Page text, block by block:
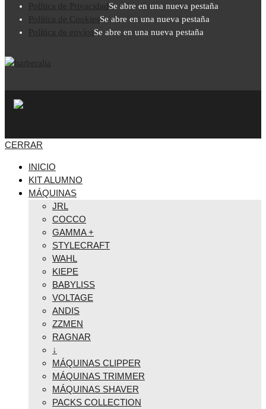
Política de Privacidad Se abre en una nueva pestaña
Política de CookiesSe abre en una nueva pestaña
Política de envíosSe abre en una nueva pestaña
CERRAR
INICIO
KIT ALUMNO
MÁQUINAS
JRL
COCCO
GAMMA +
STYLECRAFT
WAHL
KIEPE
BABYLISS
VOLTAGE
ANDIS
ZZMEN
RAGNAR
↓
MÁQUINAS CLIPPER
MÁQUINAS TRIMMER
MÁQUINAS SHAVER
PACKS COLLECTION